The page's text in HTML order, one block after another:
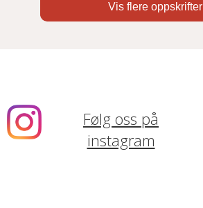
Vis flere oppskrifter
Følg oss på
instagram